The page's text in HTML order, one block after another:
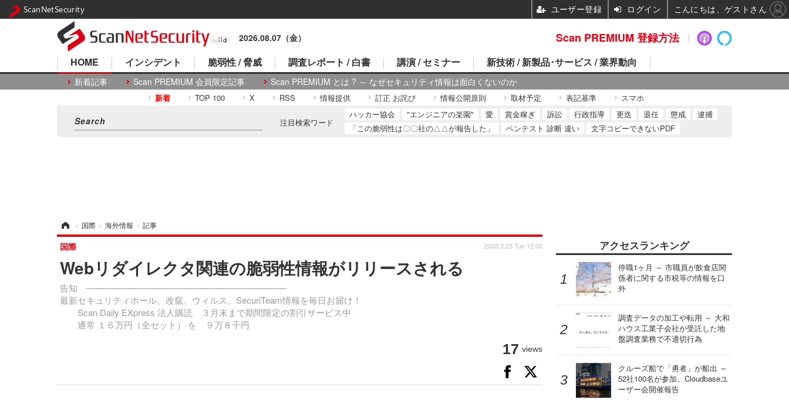
2026.08.07（金）
HOME
新着記事 Scan PREMIUM 会員限定記事 Scan PREMIUM とは ? ～ なぜセキュリティ情報は面白くないのか
インシデント 脆弱性 / 脅威 調査レポート / 白書 講演 / セミナー 新技術 / 新製品･サービス / 業界動向
新着 TOP 100 X RSS 情報提供 訂正 お詫び 情報公開原則 取材予定 表記基準 スマホ
注目検索ワード
ハッカー協会 "エンジニアの楽園" 愛 賞金稼ぎ 訴訟 行政指導 更迭 退任 懲戒
逮捕
「この脆弱性は〇〇社の△△が報告した」
ペンテスト 診断 違い 文字コピーできないPDF
› 国際 › 海外情報 › 記事
Webリダイレクタ関連の脆弱性情報がリリースされる
告知 ───────────────────────────────
最新セキュリティホール、改竄、ウィルス、SecuriTeam情報を毎日お届け！
Scan Daily EXpress 法人購読 ３月末まで期間限定の割引サービス中
通常 １６万円（全セット） を ９万８千円
国際 2003.3.25 Tue 12:00
17 views
アクセスランキング
停職1ヶ月 ～ 市職員が飲食店関
係者に関する市税等の情報を口
外
調査データの加工や転用 ～ 大和
ハウス工業子会社が受託した地
盤調査業務で不適切行為
クルーズ船で「勇者」が船出 ～
52社100名が参加、Cloudbaseユ
ーザー会開催報告
Scan PREMIUM 登録方法
ScanNetSecurity ユーザー登録 ログイン こんにちは、ゲストさん